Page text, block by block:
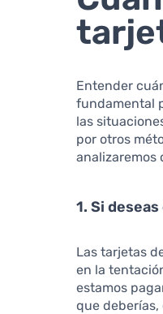
Entender
fundamental
las
por otros
analizaremos
1. Si
Las tarjetas
en la
estamos
que